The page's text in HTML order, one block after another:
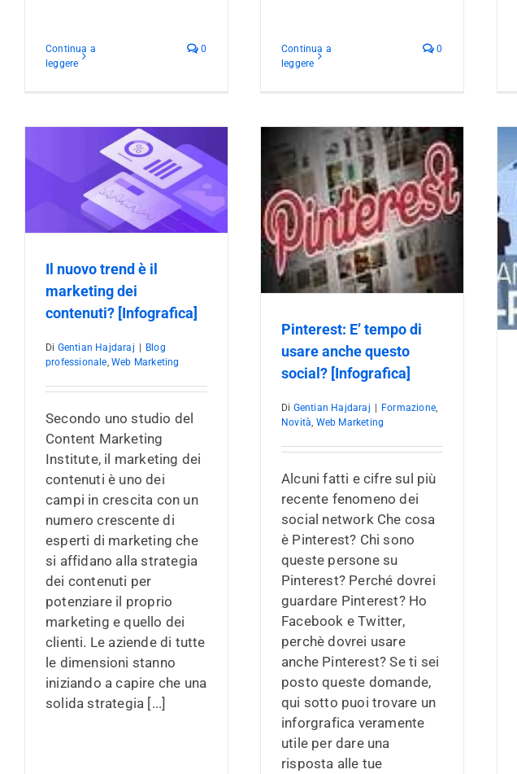
Continua a
leggere
0
Continua a
leggere
0
Il nuovo trend è il
marketing dei
contenuti? [Infografica]
Di Gentian Hajdaraj
Blog
professionale,Web Marketing
Secondo uno studio del
Content Marketing
Institute, il marketing dei
contenuti è uno dei
campi in crescita con un
numero crescente di
esperti di marketing che
si affidano alla strategia
dei contenuti per
potenziare il proprio
marketing e quello dei
clienti. Le aziende di tutte
le dimensioni stanno
iniziando a capire che una
solida strategia [...]
Pinterest: E’ tempo di usare anche
questo social? [Infografica]
Pinterest: E’ tempo di
usare anche questo
social? [Infografica]
Di Gentian Hajdaraj | Formazione
Novità Web Marketing
Alcuni fatti e cifre sul più
recente fenomeno dei
social network Che cosa
è Pinterest? Chi sono
queste persone su
Pinterest? Perché dovrei
guardare Pinterest? Ho
Facebook e Twitter,
perchè dovrei usare
anche Pinterest? Se ti sei
posto queste domande,
qui sotto puoi trovare un
inforgrafica veramente
utile per dare una
risposta alle tue
Come gestire la reputazione della
tua azienda online [Infografica]
Azienda Online Web Marketing